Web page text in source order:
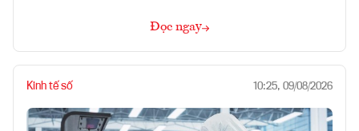
Đọc ngay
Kinh tế số 10:25, 09/08/2026